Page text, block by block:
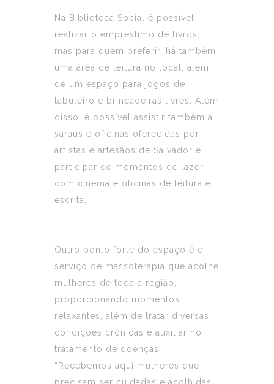
Na Biblioteca Social é possível
realizar o empréstimo de livros,
mas para quem preferir, há também
uma área de leitura no local, além
de um espaço para jogos de
tabuleiro e brincadeiras livres. Além
disso, é possível assistir também a
saraus e oficinas oferecidas por
artistas e artesãos de Salvador e
participar de momentos de lazer
com cinema e oficinas de leitura e
escrita.
Outro ponto forte do espaço é o
serviço de massoterapia que acolhe
mulheres de toda a região,
proporcionando momentos
relaxantes, além de tratar diversas
condições crônicas e auxiliar no
tratamento de doenças.
“Recebemos aqui mulheres que
precisam ser cuidadas e acolhidas,